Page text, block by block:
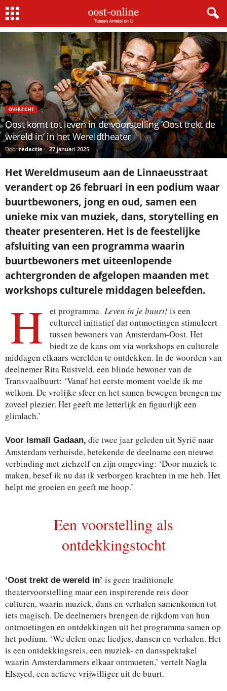
Home Oost komt tot leven in de voorstelling ‘Oost trekt de wereld in’...
OVERZICHT
Oost komt tot leven in de voorstelling ‘Oost trekt de
wereld in’ in het Wereldtheater
Door redactie- 27 januari 2025
Het Wereldmuseum aan de Linnaeusstraat
verandert op 26 februari in een podium waar
buurtbewoners, jong en oud, samen een
unieke mix van muziek, dans, storytelling en
theater presenteren. Het is de feestelijke
afsluiting van een programma waarin
buurtbewoners met uiteenlopende
achtergronden de afgelopen maanden met
workshops culturele middagen beleefden.
H et programma Leven in je buurt! is een
cultureel initiatief dat ontmoetingen stimuleert
tussen bewoners van Amsterdam-Oost. Het
biedt ze de kans om via workshops en culturele
middagen elkaars werelden te ontdekken. In de woorden van
deelnemer Rita Rustveld, een blinde bewoner van de
Transvaalbuurt: ‘Vanaf het eerste moment voelde ik me
welkom. De vrolijke sfeer en het samen bewegen brengen me
zoveel plezier. Het geeft me letterlijk en figuurlijk een
glimlach.’
Voor Ismaïl Gadaan, die twee jaar geleden uit Syrië naar
Amsterdam verhuisde, betekende de deelname een nieuwe
verbinding met zichzelf en zijn omgeving: ‘Door muziek te
maken, besef ik nu dat ik verborgen krachten in me heb. Het
helpt me groeien en geeft me hoop.’
Een voorstelling als
ontdekkingstocht
‘Oost trekt de wereld in’ is geen traditionele
theatervoorstelling maar een inspirerende reis door
culturen, waarin muziek, dans en verhalen samenkomen tot
iets magisch. De deelnemers brengen de rijkdom van hun
ontmoetingen en ontdekkingen uit het programma samen op
het podium. ‘We delen onze liedjes, dansen en verhalen. Het
is een ontdekkingsreis, een muziek- en dansspektakel
waarin Amsterdammers elkaar ontmoeten,’ vertelt Nagla
Elsayed, een actieve vrijwilliger uit de buurt.